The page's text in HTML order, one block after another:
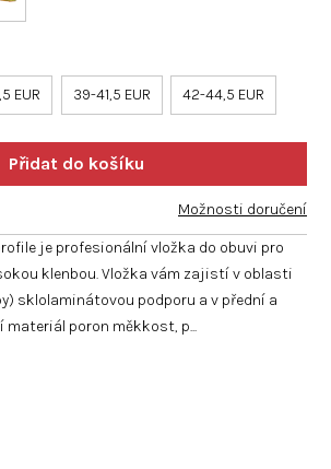
je profesionální vložka do obuvi pro
klenbou. Vložka vám zajistí v oblasti
sklolaminátovou podporu a v přední a
poron měkkost, p...
EUR 39-41,5 EUR 42-44,5 EUR
Možnosti doručení